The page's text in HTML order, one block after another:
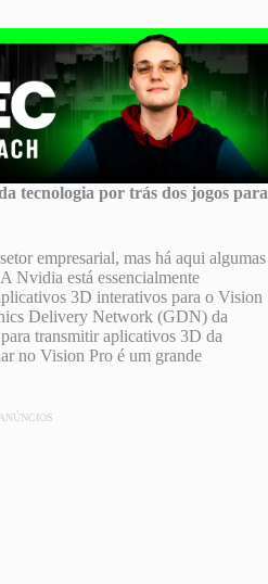
tecnologia por trás dos jogos para
empresarial, mas há aqui algumas
Nvidia está essencialmente
3D interativos para o Vision
Delivery Network (GDN) da
transmitir aplicativos 3D da
no Vision Pro é um grande
ANÚNCIOS